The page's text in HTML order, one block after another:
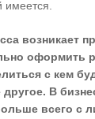
имеется.
возникает
оформить
с кем
В
всего с